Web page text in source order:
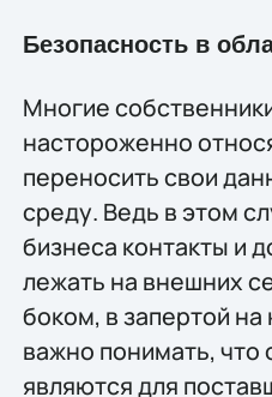
Безопасность в
Многие
настороженно
переносить свои
среду. Ведь в этом
бизнеса контакты и
лежать на внешних
боком, в запертой
важно понимать, что
являются для